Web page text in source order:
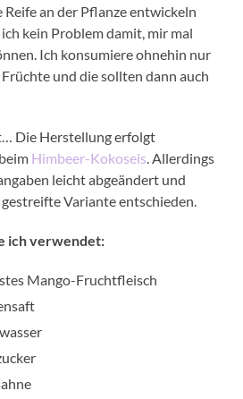
Reife an der Pflanze entwickeln
kein Problem damit, mir mal
Ich konsumiere ohnehin nur
und die sollten dann auch
Die Herstellung erfolgt
Himbeer-Kokoseis. Allerdings
leicht abgeändert und
Variante entschieden.
ich verwendet:
Mango-Fruchtfleisch